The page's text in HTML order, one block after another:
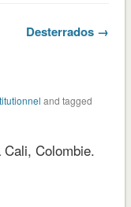
Desterrados →
and tagged
Colombie.